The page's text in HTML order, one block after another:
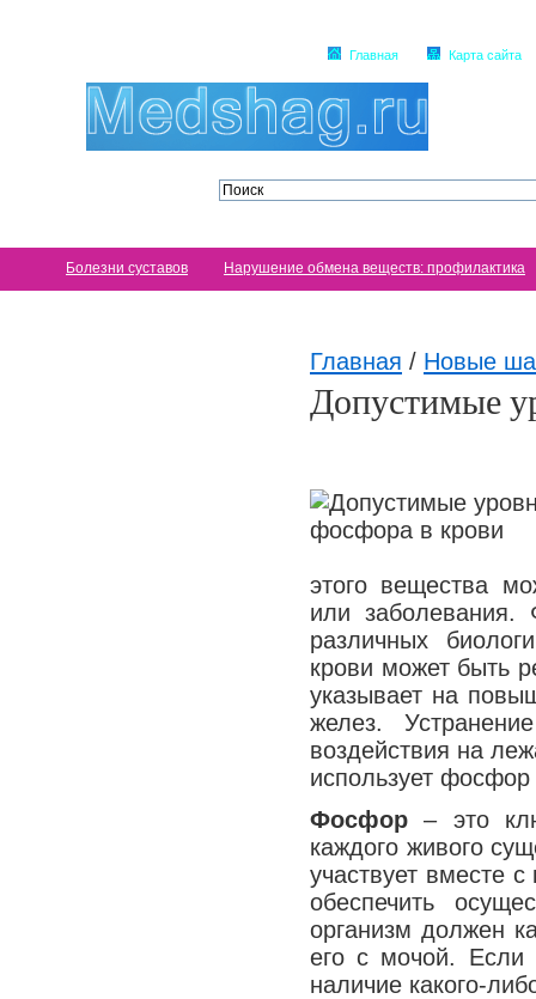
Главная Карта сайта
Болезни суставов Нарушение обмена веществ: профилактика
Главная / Новые
Допустимые
этого вещества
или заболевания.
различных
крови может быть
указывает на
желез.
воздействия на
использует
Фосфор – это
каждого живого
участвует вместе
обеспечить
организм должен
его с мочой. Если
наличие какого-